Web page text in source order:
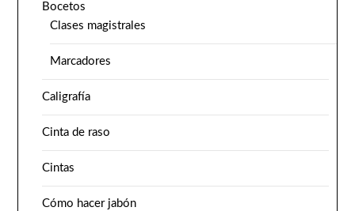
Bocetos
Clases magistrales
Marcadores
Caligrafía
Cinta de raso
Cintas
Cómo hacer jabón